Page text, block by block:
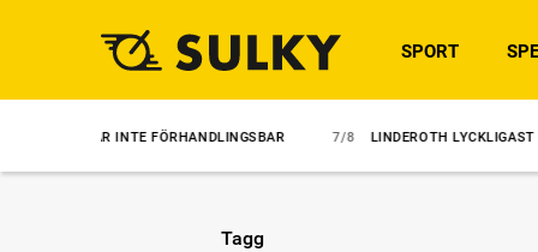
SPORT
INTE FÖRHANDLINGSBAR 7/8 LINDEROTH LYCKLIGAST I
Tagg